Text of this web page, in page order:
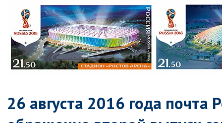
26 августа 2016 года почта